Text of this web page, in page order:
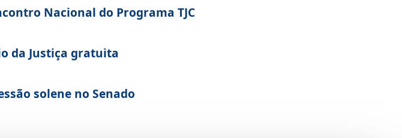
Nacional do Programa TJC
da Justiça gratuita
solene no Senado